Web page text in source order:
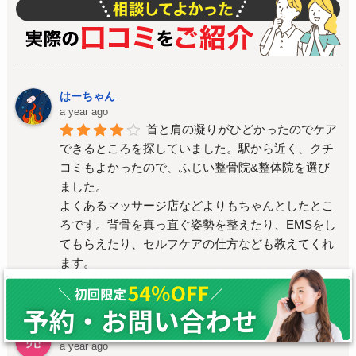
はーちゃん
a year ago
首と肩の凝りがひどかったのでケア
できるところを探していました。駅から近く、クチ
コミもよかったので、ふじい整骨院&整体院を選び
ました。
よくあるマッサージ店などよりもちゃんとしたとこ
ろです。背骨を真っ直ぐ姿勢を整えたり、EMSをし
てもらえたり、セルフケアの仕方なども教えてくれ
ます。
いつも丁寧に接客してくれるので、信頼できるし、
安心して通っています。
亮
a year ago